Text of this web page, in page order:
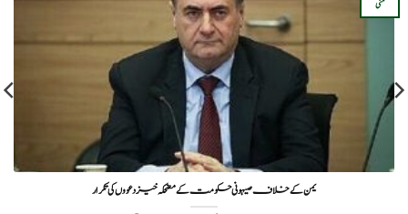
یمن کے خلاف صیہونی حکومت کے مضحکہ خیز دعووں کی تکرار
مئی